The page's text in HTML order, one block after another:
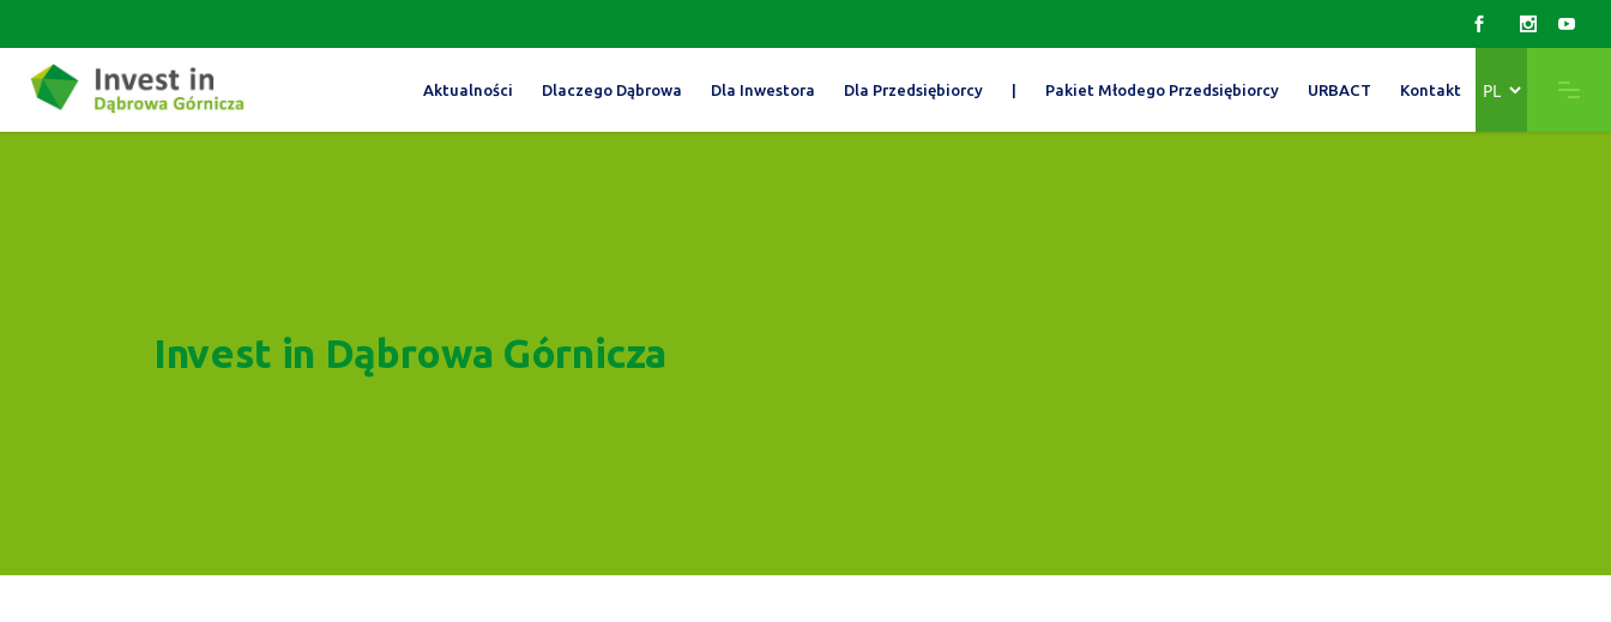
Aktualności Dlaczego Dąbrowa Dla Inwestora Dla Przedsiębiorcy | Pakiet Młodego Przedsiębiorcy URBACT Kontakt
język
Invest in Dąbrowa Górnicza